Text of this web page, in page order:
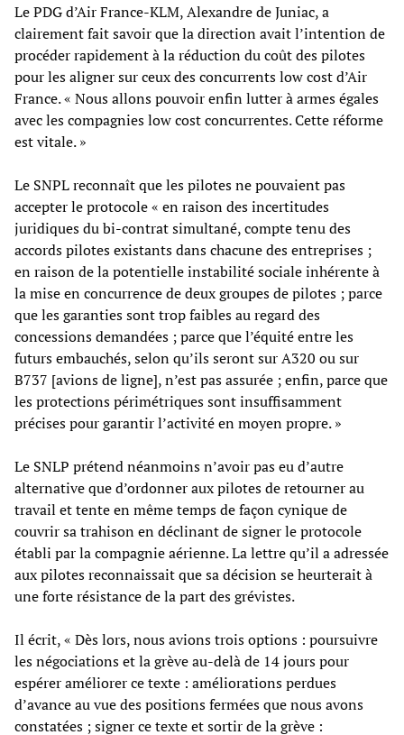
Le PDG d’Air France-KLM, Alexandre de Juniac, a
clairement fait savoir que la direction avait l’intention de
procéder rapidement à la réduction du coût des pilotes
pour les aligner sur ceux des concurrents low cost d’Air
France. « Nous allons pouvoir enfin lutter à armes égales
avec les compagnies low cost concurrentes. Cette réforme
est vitale. »
Le SNPL reconnaît que les pilotes ne pouvaient pas
accepter le protocole « en raison des incertitudes
juridiques du bi-contrat simultané, compte tenu des
accords pilotes existants dans chacune des entreprises ;
en raison de la potentielle instabilité sociale inhérente à
la mise en concurrence de deux groupes de pilotes ; parce
que les garanties sont trop faibles au regard des
concessions demandées ; parce que l’équité entre les
futurs embauchés, selon qu’ils seront sur A320 ou sur
B737 [avions de ligne], n’est pas assurée ; enfin, parce que
les protections périmétriques sont insuffisamment
précises pour garantir l’activité en moyen propre. »
Le SNLP prétend néanmoins n’avoir pas eu d’autre
alternative que d’ordonner aux pilotes de retourner au
travail et tente en même temps de façon cynique de
couvrir sa trahison en déclinant de signer le protocole
établi par la compagnie aérienne. La lettre qu’il a adressée
aux pilotes reconnaissait que sa décision se heurterait à
une forte résistance de la part des grévistes.
Il écrit, « Dès lors, nous avions trois options : poursuivre
les négociations et la grève au-delà de 14 jours pour
espérer améliorer ce texte : améliorations perdues
d’avance au vue des positions fermées que nous avons
constatées ; signer ce texte et sortir de la grève :